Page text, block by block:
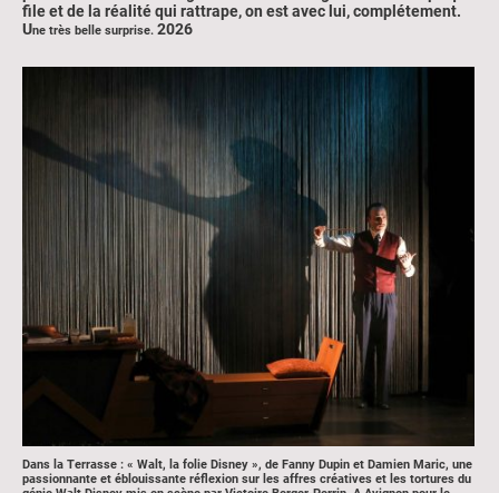
file et de la réalité qui rattrape, on est avec lui, complétement.
Une très belle surprise. 2026
Dans la Terrasse : « Walt, la folie Disney », de Fanny Dupin et Damien Maric, une
passionnante et éblouissante réflexion sur les affres créatives et les tortures du